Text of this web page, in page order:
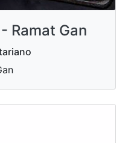
Ramat Gan